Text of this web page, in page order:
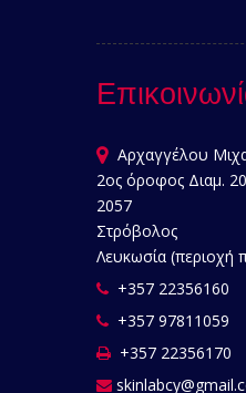
Αρχαγγέλου
2ος όροφος Διαμ.
2057
Στρόβολος
Λευκωσία (περιοχή
+357 22356160
+357 97811059
+357 22356170